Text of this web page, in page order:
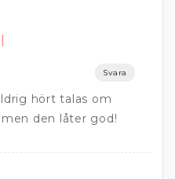
Svara
hört talas om
den låter god!